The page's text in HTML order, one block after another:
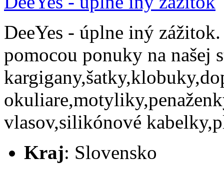
DeeYes - úplne iný
pomocou ponuky na našej
vlasov,silikónové
Kraj: Slovensko